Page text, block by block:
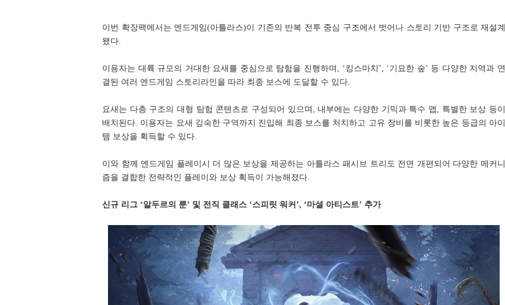
이번 확장팩에서는 엔드게임(아틀라스)이 기존의 반복 전투 중심 구조에서 벗어나 스토리 기반 구조로 재설계
됐다.
이용자는 대륙 규모의 거대한 요새를 중심으로 탐험을 진행하며, ‘킹스마치’, ‘기묘한 숲’ 등 다양한 지역과 연
결된 여러 엔드게임 스토리라인을 따라 최종 보스에 도달할 수 있다.
요새는 다층 구조의 대형 탐험 콘텐츠로 구성되어 있으며, 내부에는 다양한 기믹과 특수 맵, 특별한 보상 등이
배치된다. 이용자는 요새 깊숙한 구역까지 진입해 최종 보스를 처치하고 고유 장비를 비롯한 높은 등급의 아이
템 보상을 획득할 수 있다.
이와 함께 엔드게임 플레이시 더 많은 보상을 제공하는 아틀라스 패시브 트리도 전면 개편되어 다양한 메커니
즘을 결합한 전략적인 플레이와 보상 획득이 가능해졌다.
신규 리그 ‘알두르의 룬’ 및 전직 클래스 ‘스피릿 워커’, ‘마셜 아티스트’ 추가